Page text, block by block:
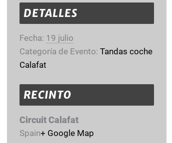
DETALLES
Fecha: 19 julio
Categoría de Evento: Tandas coche
Calafat
RECINTO
Circuit Calafat
Spain+ Google Map